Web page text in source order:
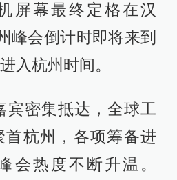
屏幕最终定格在汉
峰会倒计时即将来到
杭州时间。
宾密集抵达，全球工
杭州，各项筹备进
会热度不断升温。